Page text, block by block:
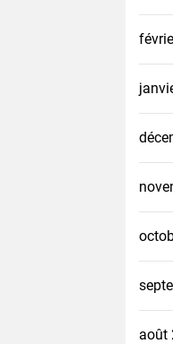
août